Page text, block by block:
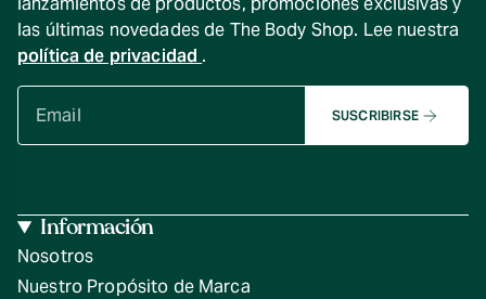
las últimas novedades de The Body Shop. Lee nuestra
política de privacidad .
SUSCRIBIRSE
Información
Nosotros
Nuestro Propósito de Marca